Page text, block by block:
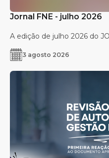
Jornal FNE - julho 2026
A edição de julho 2026 do
3 agosto 2026